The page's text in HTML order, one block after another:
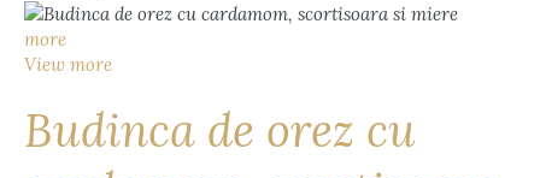
more
View more
Budinca de orez cu